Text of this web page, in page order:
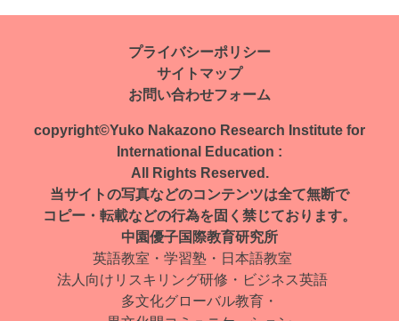
プライバシーポリシー
サイトマップ
お問い合わせフォーム
copyright©Yuko Nakazono Research Institute for
International Education :
All Rights Reserved.
当サイトの写真などのコンテンツは全て無断で
コピー・転載などの行為を固く禁じております。
中園優子国際教育研究所
英語教室・学習塾・日本語教室
法人向けリスキリング研修・ビジネス英語
多文化グローバル教育・